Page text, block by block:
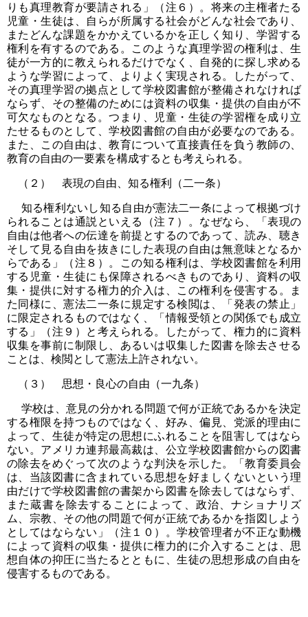
りも真理教育が要請される」（注６）。将来の主権者たる
児童・生徒は、自らが所属する社会がどんな社会であり、
またどんな課題をかかえているかを正しく知り、学習する
権利を有するのである。このような真理学習の権利は、生
徒が一方的に教えられるだけでなく、自発的に探し求める
ような学習によって、よりよく実現される。したがって、
その真理学習の拠点として学校図書館が整備されなければ
ならず、その整備のためには資料の収集・提供の自由が不
可欠なものとなる。つまり、児童・生徒の学習権を成り立
たせるものとして、学校図書館の自由が必要なのである。
また、この自由は、教育について直接責任を負う教師の、
教育の自由の一要素を構成するとも考えられる。
（２） 表現の自由、知る権利（二一条）
知る権利ないし知る自由が憲法二一条によって根拠づけ
られることは通説といえる（注７）。なぜなら、「表現の
自由は他者への伝達を前提とするのであって、読み、聴き
そして見る自由を抜きにした表現の自由は無意味となるか
らである」（注８）。この知る権利は、学校図書館を利用
する児童・生徒にも保障されるべきものであり、資料の収
集・提供に対する権力的介入は、この権利を侵害する。ま
た同様に、憲法二一条に規定する検閲は、「発表の禁止」
に限定されるものではなく、「情報受領との関係でも成立
する」（注９）と考えられる。したがって、権力的に資料
収集を事前に制限し、あるいは収集した図書を除去させる
ことは、検閲として憲法上許されない。
（３） 思想・良心の自由（一九条）
学校は、意見の分かれる問題で何が正統であるかを決定
する権限を持つものではなく、好み、偏見、党派的理由に
よって、生徒が特定の思想にふれることを阻害してはなら
ない。アメリカ連邦最高裁は、公立学校図書館からの図書
の除去をめぐって次のような判決を示した。「教育委員会
は、当該図書に含まれている思想を好ましくないという理
由だけで学校図書館の書架から図書を除去してはならず、
また蔵書を除去することによって、政治、ナショナリズ
ム、宗教、その他の問題で何が正統であるかを指図しよう
としてはならない」（注１０）。学校管理者が不正な動機
によって資料の収集・提供に権力的に介入することは、思
想自体の抑圧に当たるとともに、生徒の思想形成の自由を
侵害するものである。